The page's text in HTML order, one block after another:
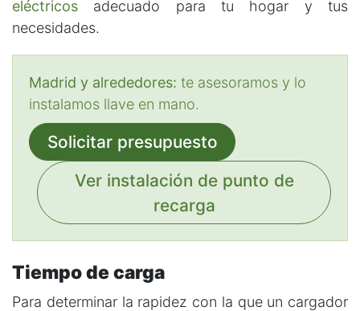
eléctricos adecuado para tu hogar y tus
necesidades.
Madrid y alrededores: te asesoramos y lo
instalamos llave en mano.
Solicitar presupuesto
Ver instalación de punto de
recarga
Tiempo de carga
Para determinar la rapidez con la que un cargador